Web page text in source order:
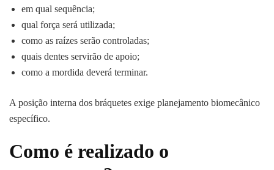
em qual sequência;
qual força será utilizada;
como as raízes serão controladas;
quais dentes servirão de apoio;
como a mordida deverá terminar.
A posição interna dos bráquetes exige planejamento biomecânico
específico.
Como é realizado o